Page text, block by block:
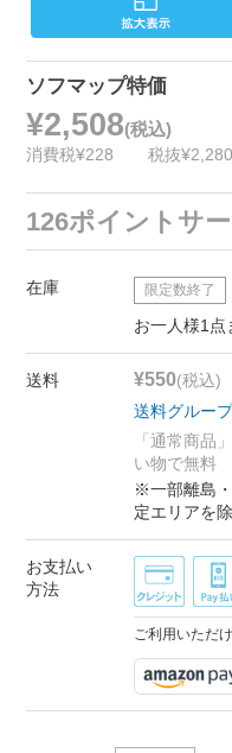
ソフマップ特価
¥2,508(税込)
消費税¥228 税抜¥2,280
126ポイントサ
在庫 限定数終了
お一人様1点
送料 ¥550(税込)
送料グループ
「通常商品
い物で無料
※一部離島
定エリアを除
お支払い
方法
ご利用いただ